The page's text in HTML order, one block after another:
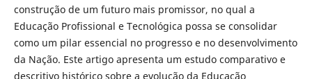
construção de um futuro mais promissor, no qual a
Educação Profissional e Tecnológica possa se consolidar
como um pilar essencial no progresso e no desenvolvimento
da Nação. Este artigo apresenta um estudo comparativo e
descritivo histórico sobre a evolução da Educação